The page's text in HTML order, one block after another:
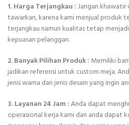
1. Harga Terjangkau :Jangan khawatir
tawarkan, karena kami menjual produk
terjangkau namun kualitas tetap
kepuasan pelanggan.
2. Banyak Pilihan Produk : Memiliki
jadikan referensi untuk custom meja.
jenis warna dan jenis desain yang ingin
3. Layanan 24 Jam :Anda dapat
operasional kerja kami dan anda dapat